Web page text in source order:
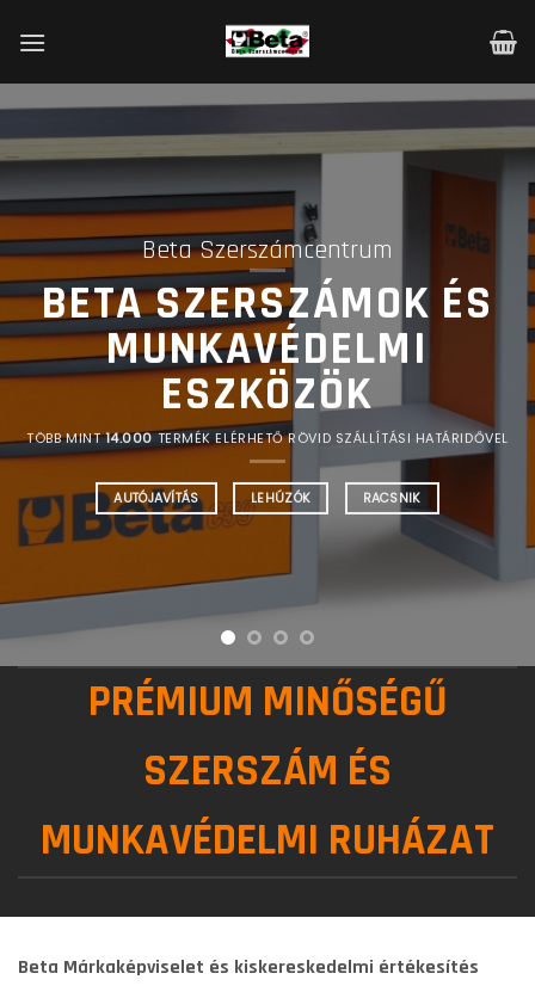
Beta Szerszámcentrum
BETA SZERSZÁMOK ÉS
MUNKAVÉDELMI
ESZKÖZÖK
TÖBB MINT14.000TERMÉK ELÉRHETŐ RÖVID SZÁLLÍTÁSI HATÁRIDŐVEL
AUTÓJAVÍTÁS LEHÚZÓK RACSNIK
PRÉMIUM MINŐSÉGŰ
SZERSZÁM ÉS
MUNKAVÉDELMI RUHÁZAT
Beta Márkaképviselet és kiskereskedelmi értékesítés